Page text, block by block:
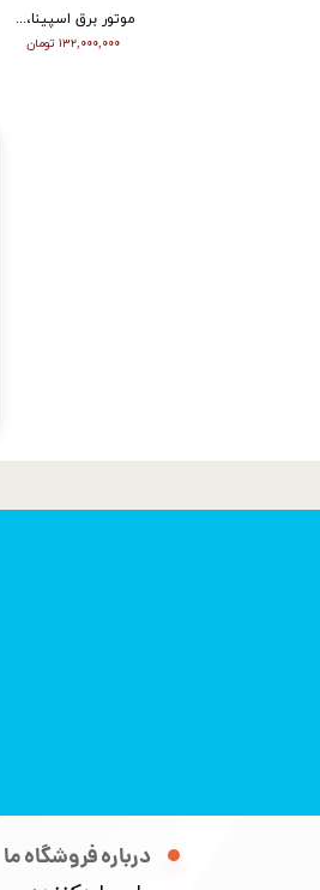
موتور برق اسپینا، تکفاز 8 کیلو وات، ATS دار مدل SP18000E
۱۳۲,۰۰۰,۰۰۰ تومان
درباره فروشگاه ما